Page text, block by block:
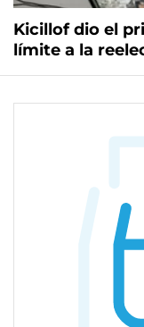
Kicillof dio el
límite a la